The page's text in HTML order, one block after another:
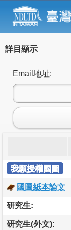
詳目顯示
Email地址:
我願授權國圖
國圖紙本論文
研究生:
研究生(外文):